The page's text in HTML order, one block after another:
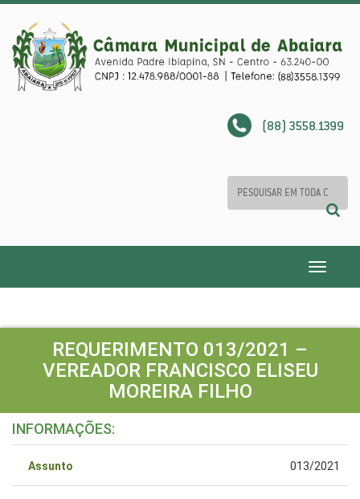
(88) 3558.1399
Toggle
REQUERIMENTO 013/2021 –
VEREADOR FRANCISCO ELISEU
MOREIRA FILHO
INFORMAÇÕES:
Assunto 013/2021